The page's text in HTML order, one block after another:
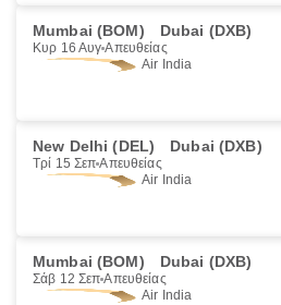
Mumbai (BOM) Dubai (DXB)
Κυρ 16 Αυγ Απευθείας
Air India
New Delhi (DEL) Dubai (DXB)
Τρί 15 Σεπ Απευθείας
Air India
Mumbai (BOM) Dubai (DXB)
Σάβ 12 Σεπ Απευθείας
Air India